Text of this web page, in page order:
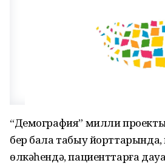
“Демография” милли
бер бала табыу йорттарында,
өлкәһендә, пациенттарға